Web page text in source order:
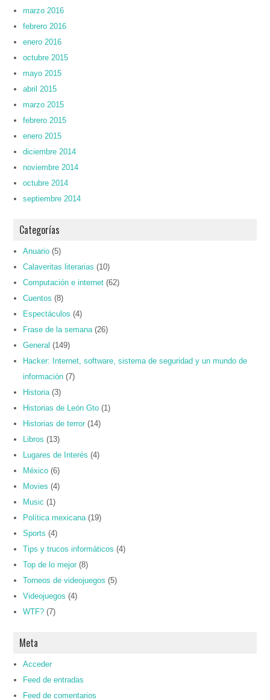
marzo 2016
febrero 2016
enero 2016
octubre 2015
mayo 2015
abril 2015
marzo 2015
febrero 2015
enero 2015
diciembre 2014
noviembre 2014
octubre 2014
septiembre 2014
Categorías
Anuario (5)
Calaveritas literarias (10)
Computación e internet (62)
Cuentos (8)
Espectáculos (4)
Frase de la semana (26)
General (149)
Hacker: Internet, software, sistema de seguridad y un mundo de
información (7)
Historia (3)
Historias de León Gto (1)
Historias de terror (14)
Libros (13)
Lugares de Interés (4)
México (6)
Movies (4)
Music (1)
Política mexicana (19)
Sports (4)
Tips y trucos informáticos (4)
Top de lo mejor (8)
Torneos de videojuegos (5)
Videojuegos (4)
WTF? (7)
Meta
Acceder
Feed de entradas
Feed de comentarios